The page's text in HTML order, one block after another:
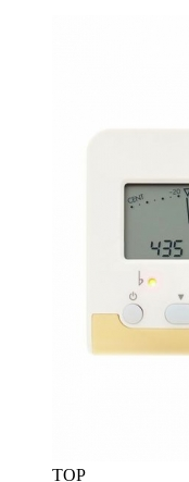
TOP